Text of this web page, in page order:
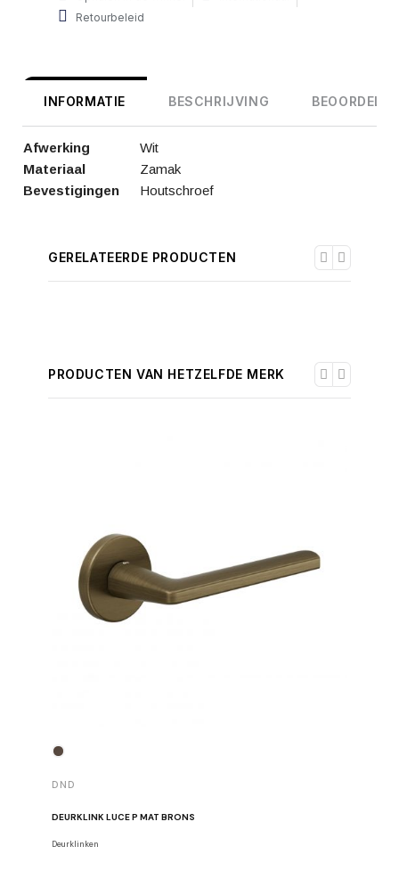
Retourbeleid
INFORMATIE BESCHRIJVING
Afwerking
Wit
Materiaal
Zamak
Bevestigingen
Houtschroef
GERELATEERDE PRODUCTEN
PRODUCTEN VAN HETZELFDE MERK
DND
DEURKLINK LUCE P MAT BRONS
Deurklinken